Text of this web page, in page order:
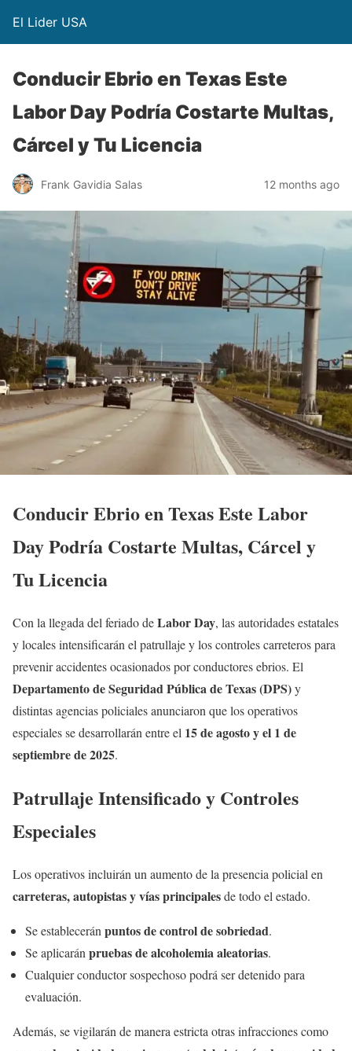
El Lider USA
Conducir Ebrio en Texas Este
Labor Day Podría Costarte Multas,
Cárcel y Tu Licencia
Frank Gavidia Salas 12 months ago
Conducir Ebrio en Texas Este Labor
Day Podría Costarte Multas, Cárcel y
Tu Licencia
Con la llegada del feriado deLabor Day, las autoridades estatales
y locales intensificarán el patrullaje y los controles carreteros para
prevenir accidentes ocasionados por conductores ebrios. El
Departamento de Seguridad Pública de Texas (DPS)y
distintas agencias policiales anunciaron que los operativos
especiales se desarrollarán entre el 15 de agosto y el 1 de
septiembre de 2025.
Patrullaje Intensificado y Controles
Especiales
Los operativos incluirán un aumento de la presencia policial en
carreteras, autopistas y vías principalesde todo el estado.
Se establecerán puntos de control de sobriedad.
Se aplicarán pruebas de alcoholemia aleatorias.
Cualquier conductor sospechoso podrá ser detenido para
evaluación.
Además, se vigilarán de manera estricta otras infracciones como